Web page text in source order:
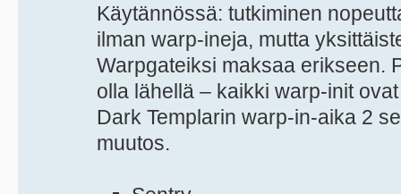
Käytännössä: tutkiminen
ilman warp-ineja, mutta
Warpgateiksi maksaa erikseen.
olla lähellä – kaikki warp-init
Dark Templarin warp-in-aika 2
muutos.